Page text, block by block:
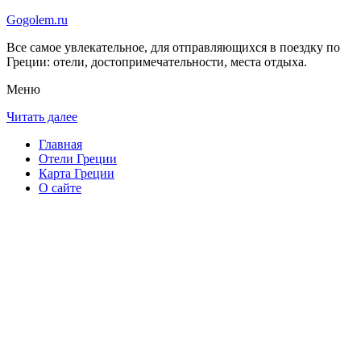
Gogolem.ru
Все самое увлекательное, для отправляющихся в поездку по
Греции: отели, достопримечательности, места отдыха.
Меню
Читать далее
Главная
Отели Греции
Карта Греции
О сайте